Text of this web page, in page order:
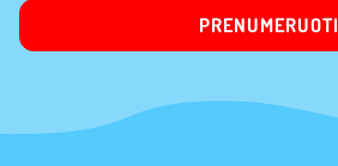
PRENUMERUOTI